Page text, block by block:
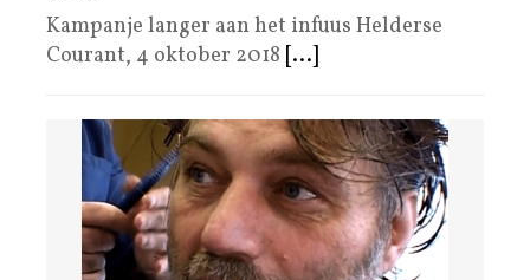
Kampanje langer aan het infuus Helderse
Courant, 4 oktober 2018 [...]